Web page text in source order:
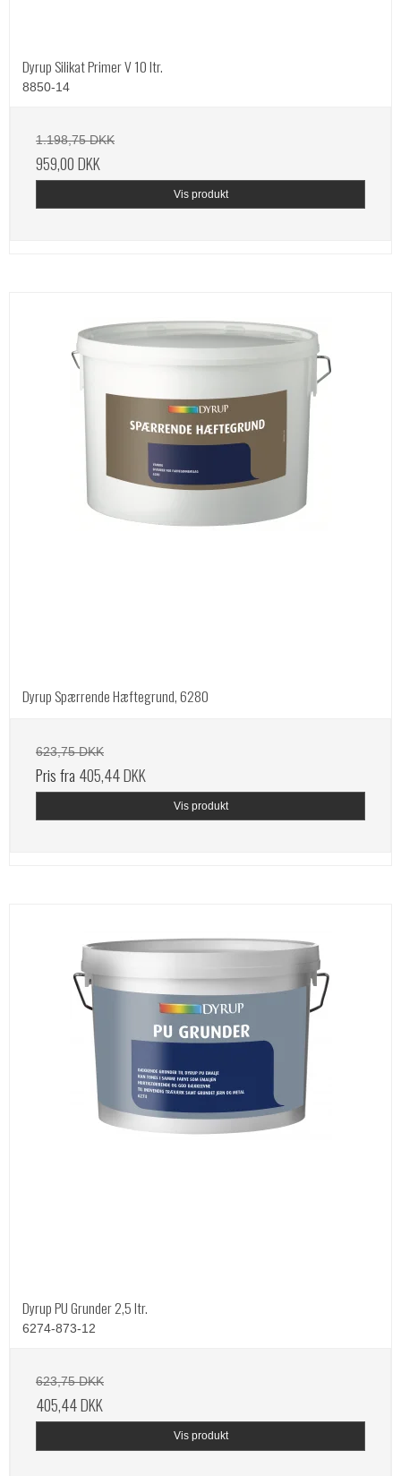
Dyrup Silikat Primer V 10 ltr.
8850-14
1.198,75 DKK
959,00 DKK
Vis produkt
Dyrup Spærrende Hæftegrund, 6280
623,75 DKK
Pris fra 405,44 DKK
Vis produkt
Dyrup PU Grunder 2,5 ltr.
6274-873-12
623,75 DKK
405,44 DKK
Vis produkt